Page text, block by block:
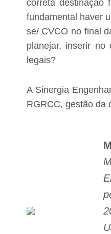
correta destinação
fundamental haver
se/ CVCO no final
planejar, inserir no
legais?
A Sinergia
RGRCC, gestão da